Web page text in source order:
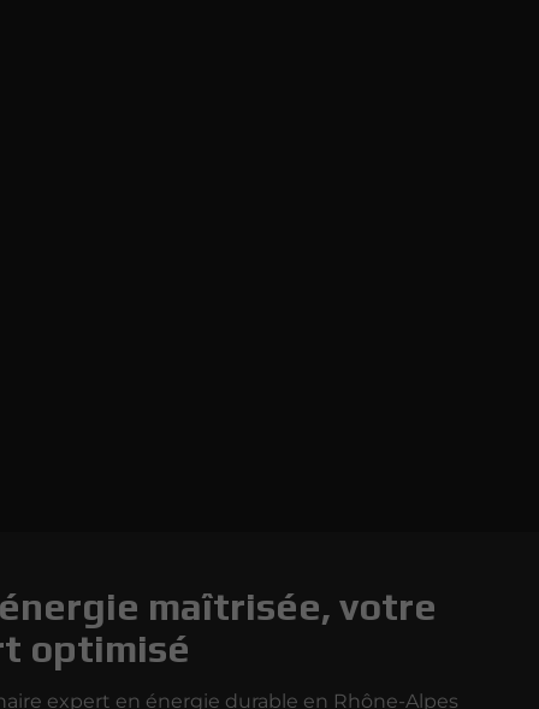
maîtrisée, votre
optimisé
expert en énergie durable en Rhône-Alpes